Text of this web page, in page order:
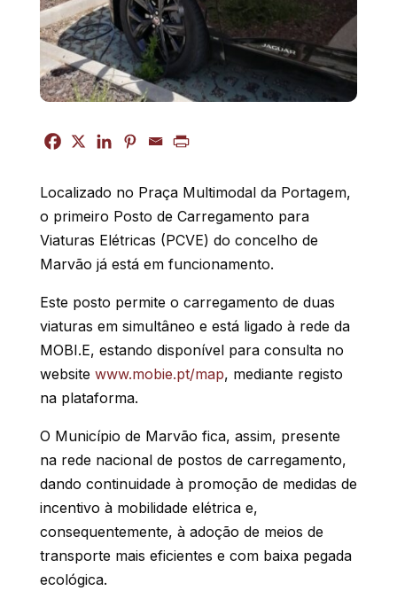
Localizado no Praça Multimodal da Portagem,
o primeiro Posto de Carregamento para
Viaturas Elétricas (PCVE) do concelho de
Marvão já está em funcionamento.
Este posto permite o carregamento de duas
viaturas em simultâneo e está ligado à rede da
MOBI.E, estando disponível para consulta no
website www.mobie.pt/map, mediante registo
na plataforma.
O Município de Marvão fica, assim, presente
na rede nacional de postos de carregamento,
dando continuidade à promoção de medidas de
incentivo à mobilidade elétrica e,
consequentemente, à adoção de meios de
transporte mais eficientes e com baixa pegada
ecológica.